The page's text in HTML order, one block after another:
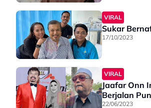
VIRAL
Sukar
17/10/2023
VIRAL
Jaafar Onn
Berjalan
22/06/2023